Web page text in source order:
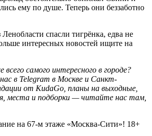
ему по душе. Теперь они беззаботно
спасли тигрёнка, едва не
интересных новостей ищите на
самого интересного в городе?
в Telegram в Москве и Санкт-
от KudaGo, планы на выходные,
места и подборки — читайте нас там,
на 67-м этаже «Москва-Сити»! 18+